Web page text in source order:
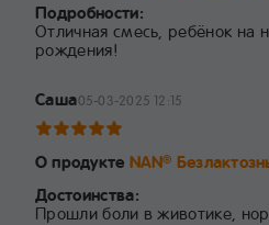
Подробности:
Отличная смесь, ребёнок на
рождения!
Саша05-03-2025 12:15
О продукте NAN®
Достоинства:
Прошли боли в животике,